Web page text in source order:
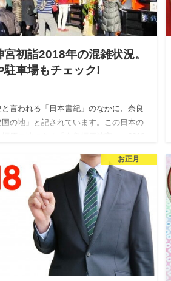
初詣2018年の混雑状況。
駐車場もチェック!
と言われる「日本書紀」のなかに、奈良
の地」と記されています。この日本の
も…
お正月